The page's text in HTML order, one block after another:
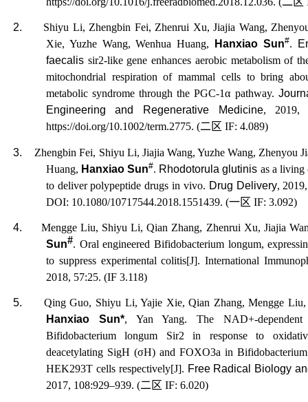
2.
Shiyu Li, Zhengbin Fei, Zhenrui Xu, Jiajia Wang,
Xie, Yuzhe Wang, Wenhua Huang,
Hanxiao Sun#.
faecalissir2-like gene enhances aerobic metabolism of
mitochondrial respiration of mammal cells to bring
metabolic syndrome through the PGC-1α pathway.
Engineering and Regenerative Medicine, 2019,
https://doi.org/10.1002/term.2775. (二区 IF: 4.089)
3.
Zhengbin Fei, Shiyu Li, Jiajia Wang, Yuzhe Wang, Zhenyou
Huang, Hanxiao Sun#. Rhodotorula glutinis as a living
to deliver polypeptide drugs in vivo. Drug Delivery,
DOI: 10.1080/10717544.2018.1551439. (一区 IF: 3.092)
4. Mengge Liu, Shiyu Li, Qian Zhang, Zhenrui Xu, Jiajia
Sun#. Oral engineered Bifidobacterium longum,
to suppress experimental colitis[J]. International
2018, 57:25. (IF 3.118)
5.
Qing Guo, Shiyu Li, Yajie Xie, Qian Zhang, Mengge
Hanxiao Sun*, Yan Yang. The NAD+-dependent
Bifidobacterium longum Sir2 in response to
deacetylating SigH (σH) and FOXO3a in
HEK293T cells respectively[J]. Free Radical Biology
2017, 108:929–939. (二区 IF: 6.020)